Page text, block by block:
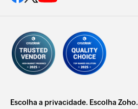
Escolha a privacidade. Escolha Zoho.